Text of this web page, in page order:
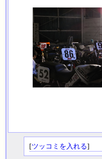
[ツッコミを入れる]